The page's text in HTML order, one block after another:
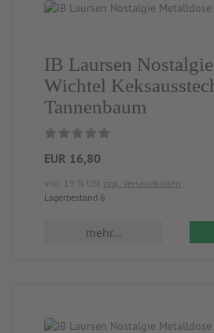
IB Laursen
Wichtel
Tannenbaum
EUR 16,80
inkl. 19 % USt zzgl. Versandkosten
Lagerbestand 6
mehr...